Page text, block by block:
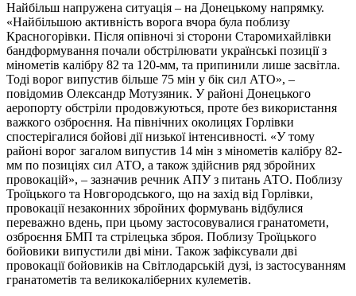
Найбільш напружена ситуація – на Донецькому напрямку.
«Найбільшою активність ворога вчора була поблизу
Красногорівки. Після опівночі зі сторони Старомихайлівки
бандформування почали обстрілювати українські позиції з
мінометів калібру 82 та 120-мм, та припинили лише засвітла.
Тоді ворог випустив більше 75 мін у бік сил АТО», –
повідомив Олександр Мотузяник. У районі Донецького
аеропорту обстріли продовжуються, проте без використання
важкого озброєння. На північних околицях Горлівки
спостерігалися бойові дії низької інтенсивності. «У тому
районі ворог загалом випустив 14 мін з мінометів калібру 82-
мм по позиціях сил АТО, а також здійснив ряд збройних
провокацій», – зазначив речник АПУ з питань АТО. Поблизу
Троїцького та Новгородського, що на захід від Горлівки,
провокації незаконних збройних формувань відбулися
переважно вдень, при цьому застосовувалися гранатомети,
озброєння БМП та стрілецька зброя. Поблизу Троїцького
бойовики випустили дві міни. Також зафіксували дві
провокації бойовиків на Світлодарській дузі, із застосуванням
гранатометів та великокаліберних кулеметів.